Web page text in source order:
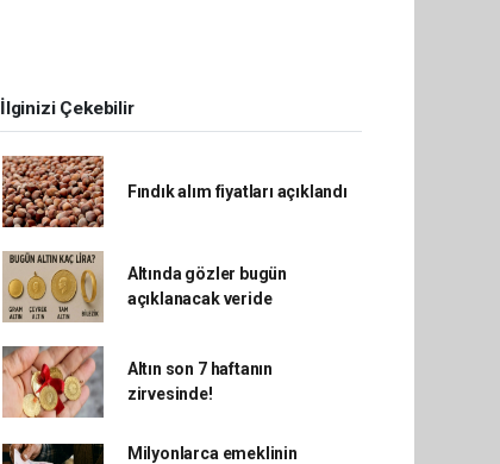
İlginizi Çekebilir
Fındık alım fiyatları açıklandı
Altında gözler bugün
açıklanacak veride
Altın son 7 haftanın
zirvesinde!
Milyonlarca emeklinin